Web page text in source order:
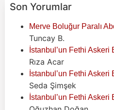
Son Yorumlar
Merve Boluğur Paralı
Tuncay B.
İstanbul’un Fethi Askeri
Rıza Acar
İstanbul’un Fethi Askeri
Seda Şimşek
İstanbul’un Fethi Askeri